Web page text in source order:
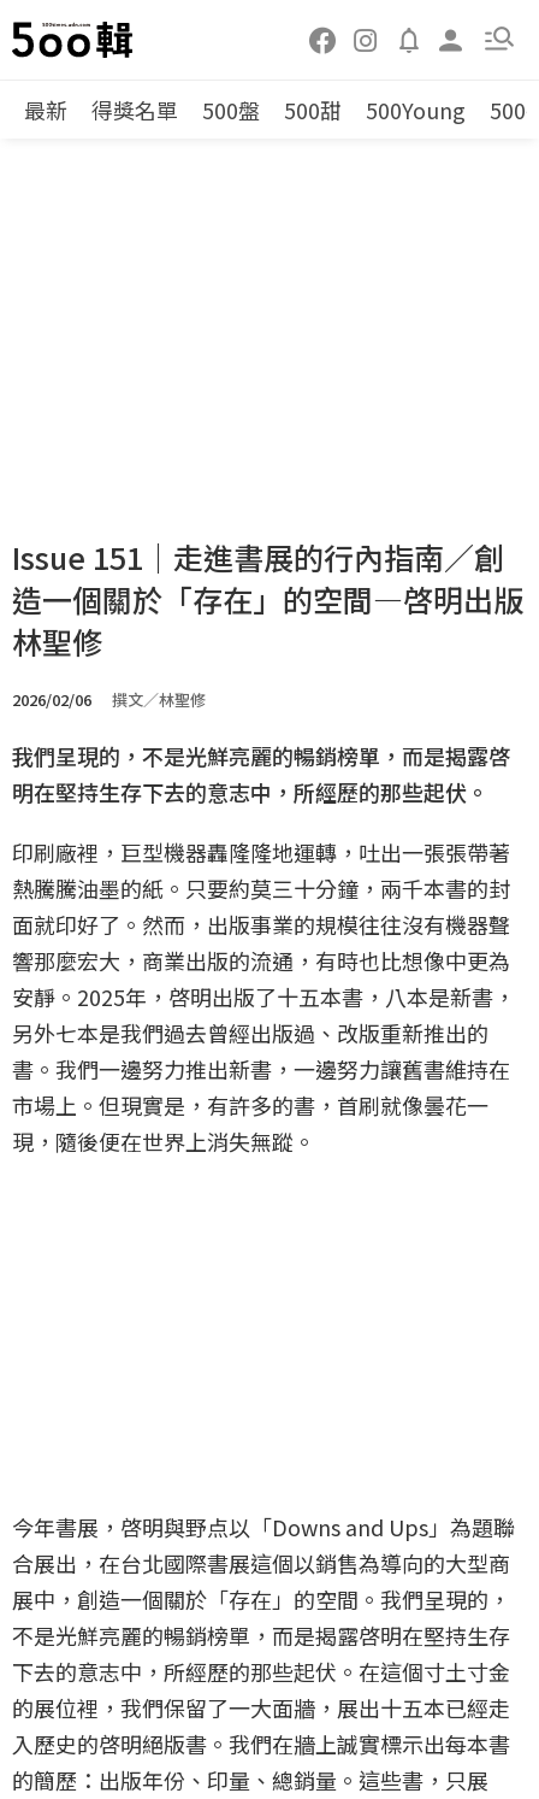
最新 得獎名單 500盤 500甜 500Young 500
Issue 151｜走進書展的行內指南／創
造一個關於「存在」的空間—啓明出版
林聖修
2026/02/06 撰文／林聖修
我們呈現的，不是光鮮亮麗的暢銷榜單，而是揭露啓
明在堅持生存下去的意志中，所經歷的那些起伏。
印刷廠裡，巨型機器轟隆隆地運轉，吐出一張張帶著
熱騰騰油墨的紙。只要約莫三十分鐘，兩千本書的封
面就印好了。然而，出版事業的規模往往沒有機器聲
響那麼宏大，商業出版的流通，有時也比想像中更為
安靜。2025年，啓明出版了十五本書，八本是新書，
另外七本是我們過去曾經出版過、改版重新推出的
書。我們一邊努力推出新書，一邊努力讓舊書維持在
市場上。但現實是，有許多的書，首刷就像曇花一
現，隨後便在世界上消失無蹤。
今年書展，啓明與野点以「Downs and Ups」為題聯
合展出，在台北國際書展這個以銷售為導向的大型商
展中，創造一個關於「存在」的空間。我們呈現的，
不是光鮮亮麗的暢銷榜單，而是揭露啓明在堅持生存
下去的意志中，所經歷的那些起伏。在這個寸土寸金
的展位裡，我們保留了一大面牆，展出十五本已經走
入歷史的啓明絕版書。我們在牆上誠實標示出每本書
的簡歷：出版年份、印量、總銷量。這些書，只展